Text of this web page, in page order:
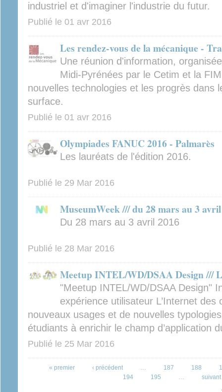
industriel et d'imaginer l'industrie du futur.
Publié le 01 avr 2016
Les rendez-vous de la mécanique -
Une réunion d'information,
Midi-Pyrénées par le Cetim et la
nouvelles technologies et les progrès dans
surface.
Publié le 01 avr 2016
Olympiades FANUC 2016 - Palmarès
Les lauréats de l'édition 2016.
Publié le 29 Mar 2016
MuseumWeek /// du 28 mars au 3
Du 28 mars au 3 avril 2016
Publié le 28 Mar 2016
Meetup INTEL/WD/DSAA Design ///
"Meetup INTEL/WD/DSAA Design"
expérience utilisateur L’Internet
nouveaux usages et de nouvelles
étudiants à enrichir le champ d’application
Publié le 25 Mar 2016
« premier ‹ précédent … 187 188
194
195 … suivant